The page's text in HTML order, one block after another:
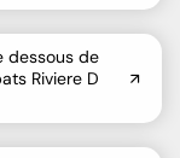
dessous de
Riviere D